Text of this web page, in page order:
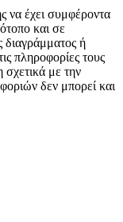
να έχει συμφέροντα
και σε
διαγράμματος ή
πληροφορίες τους
με την
δεν μπορεί και